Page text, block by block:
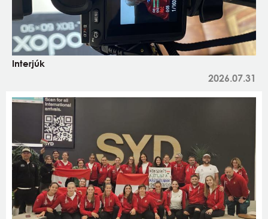
Interjúk
2026.07.31